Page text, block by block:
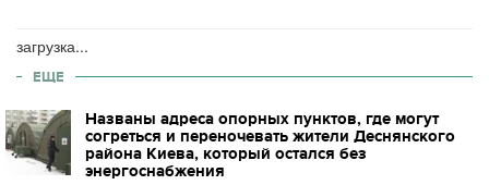
загрузка...
ЕЩЕ
Названы адреса опорных пунктов, где могут
согреться и переночевать жители Деснянского
района Киева, который остался без
энергоснабжения